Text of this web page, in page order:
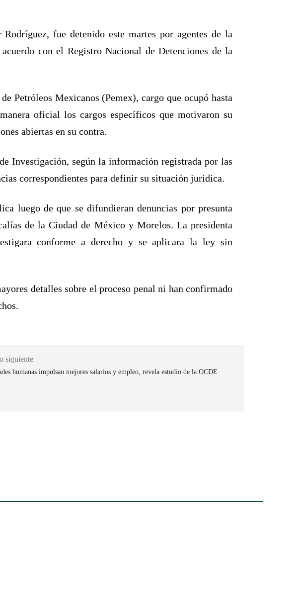
fue detenido este martes por agentes de la
con el Registro Nacional de Detenciones de la
Petróleos Mexicanos (Pemex), cargo que ocupó hasta
oficial los cargos específicos que motivaron su
abiertas en su contra.
Investigación, según la información registrada por las
correspondientes para definir su situación jurídica.
luego de que se difundieran denuncias por presunta
de la Ciudad de México y Morelos. La presidenta
conforme a derecho y se aplicara la ley sin
detalles sobre el proceso penal ni han confirmado
siguiente
humanas impulsan mejores salarios y empleo, revela estudio de la OCDE